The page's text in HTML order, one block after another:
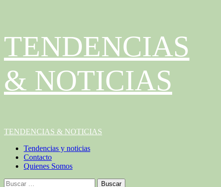
al
contenido
TENDENCIAS
& NOTICIAS
Menú
TENDENCIAS & NOTICIAS
Tendencias y noticias
Contacto
Quienes Somos
Buscar: